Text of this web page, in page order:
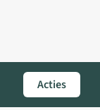
Acties